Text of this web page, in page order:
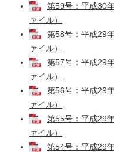
第59号：平成30
ァイル）
第58号：平成29
ァイル）
第57号：平成29
ァイル）
第56号：平成29
ァイル）
第55号：平成29
ァイル）
第54号：平成29